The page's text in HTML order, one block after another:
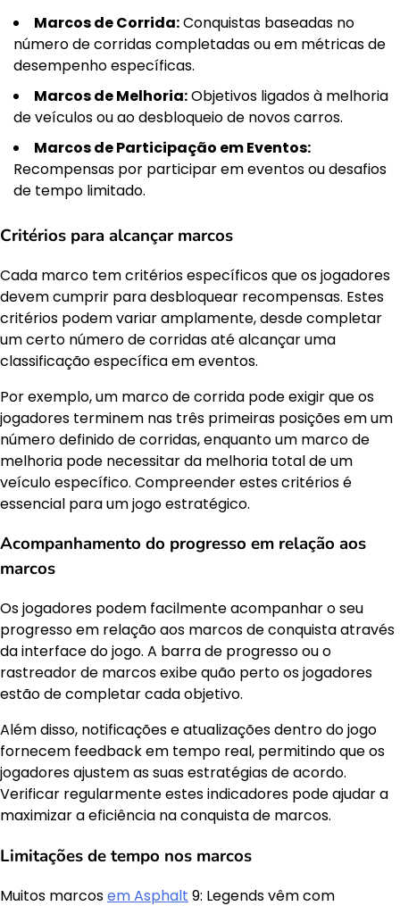
Marcos de Corrida:Conquistas baseadas no
número de corridas completadas ou em métricas de
desempenho específicas.
Marcos de Melhoria:Objetivos ligados à melhoria
de veículos ou ao desbloqueio de novos carros.
Marcos de Participação em Eventos:
Recompensas por participar em eventos ou desafios
de tempo limitado.
Critérios para alcançar marcos
Cada marco tem critérios específicos que os jogadores
devem cumprir para desbloquear recompensas. Estes
critérios podem variar amplamente, desde completar
um certo número de corridas até alcançar uma
classificação específica em eventos.
Por exemplo, um marco de corrida pode exigir que os
jogadores terminem nas três primeiras posições em um
número definido de corridas, enquanto um marco de
melhoria pode necessitar da melhoria total de um
veículo específico. Compreender estes critérios é
essencial para um jogo estratégico.
Acompanhamento do progresso em relação aos
marcos
Os jogadores podem facilmente acompanhar o seu
progresso em relação aos marcos de conquista através
da interface do jogo. A barra de progresso ou o
rastreador de marcos exibe quão perto os jogadores
estão de completar cada objetivo.
Além disso, notificações e atualizações dentro do jogo
fornecem feedback em tempo real, permitindo que os
jogadores ajustem as suas estratégias de acordo.
Verificar regularmente estes indicadores pode ajudar a
maximizar a eficiência na conquista de marcos.
Limitações de tempo nos marcos
Muitos marcosem Asphalt 9: Legends vêm com